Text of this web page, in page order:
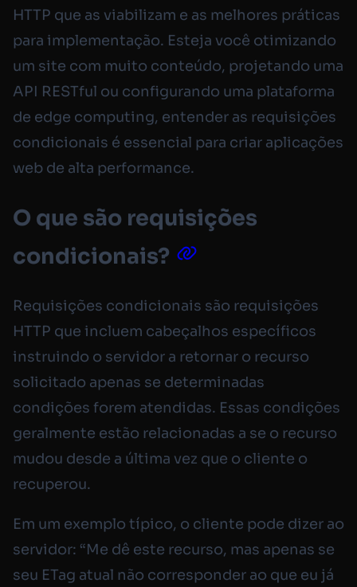
HTTP que as viabilizam e as melhores práticas
para implementação. Esteja você otimizando
um site com muito conteúdo, projetando uma
API RESTful ou configurando uma plataforma
de edge computing, entender as requisições
condicionais é essencial para criar aplicações
web de alta performance.
O que são requisições
condicionais?
Requisições condicionais são requisições
HTTP que incluem cabeçalhos específicos
instruindo o servidor a retornar o recurso
solicitado apenas se determinadas
condições forem atendidas. Essas condições
geralmente estão relacionadas a se o recurso
mudou desde a última vez que o cliente o
recuperou.
Em um exemplo típico, o cliente pode dizer ao
servidor: “Me dê este recurso, mas apenas se
seu ETag atual não corresponder ao que eu já